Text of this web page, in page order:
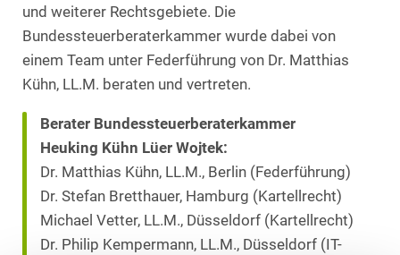
und weiterer Rechtsgebiete. Die
Bundessteuerberaterkammer wurde dabei von
einem Team unter Federführung von Dr. Matthias
Kühn, LL.M. beraten und vertreten.
Berater Bundessteuerberaterkammer
Heuking Kühn Lüer Wojtek:
Dr. Matthias Kühn, LL.M., Berlin (Federführung)
Dr. Stefan Bretthauer, Hamburg (Kartellrecht)
Michael Vetter, LL.M., Düsseldorf (Kartellrecht)
Dr. Philip Kempermann, LL.M., Düsseldorf (IT-